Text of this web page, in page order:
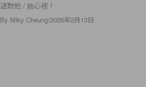
送對他 / 她心裡！
By Miky Cheung/2026年2月13日